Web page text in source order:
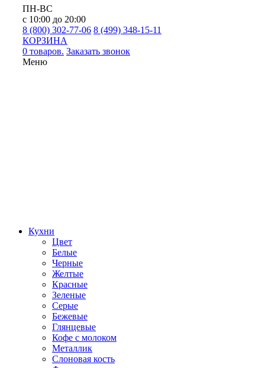
ПН-ВС
с 10:00 до 20:00
8 (800) 302-77-06 8 (499) 348-15-11
КОРЗИНА
0 товаров. Заказать звонок
Меню
Кухни
Цвет
Белые
Черные
Желтые
Красные
Зеленые
Серые
Бежевые
Глянцевые
Кофе с молоком
Металлик
Слоновая кость